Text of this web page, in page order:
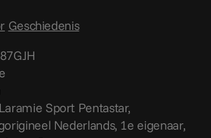
Geschiedenis
Sport Pentastar,
origineel Nederlands, 1e eigenaar,